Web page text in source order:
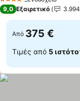
4 Αστέρια
9,0 Εξαιρετικό 3.994
Από 375 €
Τιμές από 5